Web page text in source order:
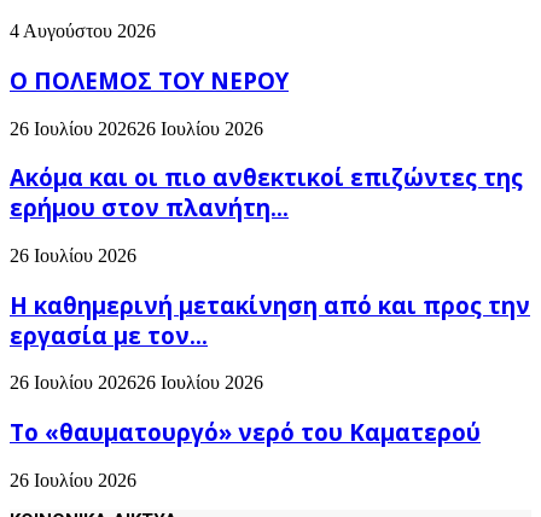
4 Αυγούστου 2026
Ο ΠΟΛΕΜΟΣ ΤΟΥ ΝΕΡΟΥ
26 Ιουλίου 202626 Ιουλίου 2026
Ακόμα και οι πιο ανθεκτικοί επιζώντες της
ερήμου στον πλανήτη...
26 Ιουλίου 2026
H καθημερινή μετακίνηση από και προς την
εργασία με τον...
26 Ιουλίου 202626 Ιουλίου 2026
Το «θαυματουργό» νερό του Καματερού
26 Ιουλίου 2026